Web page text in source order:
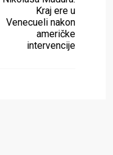
Kraj ere u
Venecueli nakon
američke
intervencije